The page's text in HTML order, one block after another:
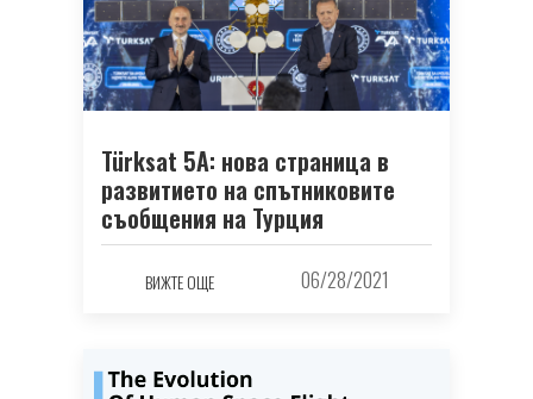
Türksat 5A: нова страница в
развитието на спътниковите
съобщения на Турция
ВИЖТЕ ОЩЕ 06/28/2021